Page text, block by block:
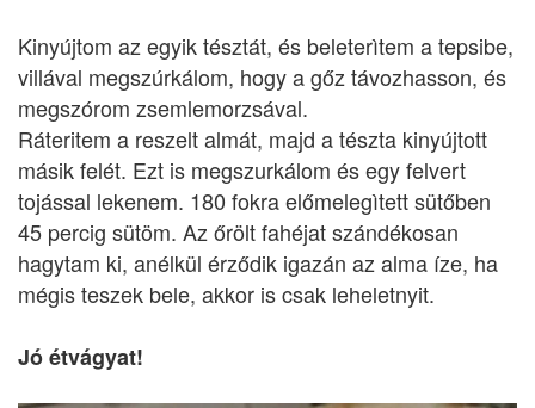
Kinyújtom az egyik tésztát, és beleterìtem a tepsibe,
villával megszúrkálom, hogy a gőz távozhasson, és
megszórom zsemlemorzsával.
Ráteritem a reszelt almát, majd a tészta kinyújtott
másik felét. Ezt is megszurkálom és egy felvert
tojással lekenem. 180 fokra előmelegìtett sütőben
45 percig sütöm. Az őrölt fahéjat szándékosan
hagytam ki, anélkül érződik igazán az alma íze, ha
mégis teszek bele, akkor is csak leheletnyit.
Jó étvágyat!